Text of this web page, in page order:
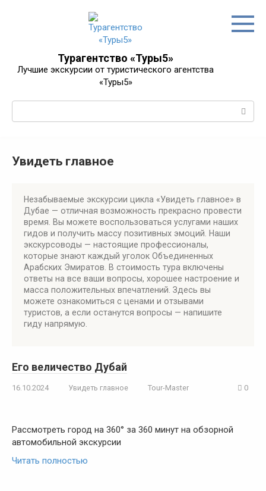
Турагентство «Туры5»
Лучшие экскурсии от туристического агентства
«Туры5»
Увидеть главное
Незабываемые экскурсии цикла «Увидеть главное» в
Дубае — отличная возможность прекрасно провести
время. Вы можете воспользоваться услугами наших
гидов и получить массу позитивных эмоций. Наши
экскурсоводы — настоящие профессионалы,
которые знают каждый уголок Объединенных
Арабских Эмиратов. В стоимость тура включены
ответы на все ваши вопросы, хорошее настроение и
масса положительных впечатлений. Здесь вы
можете ознакомиться с ценами и отзывами
туристов, а если останутся вопросы — напишите
гиду напрямую.
Его величество Дубай
16.10.2024 Увидеть главное Tour-Master 0
Рассмотреть город на 360° за 360 минут на обзорной
автомобильной экскурсии
Читать полностью